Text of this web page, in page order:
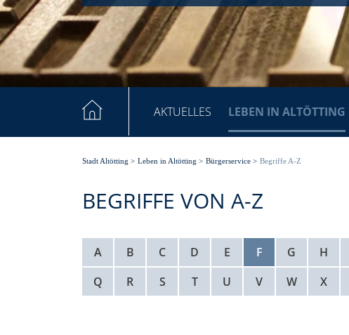
AKTUELLES LEBEN IN ALTÖTTING
Stadt Altötting > Leben in Altötting > Bürgerservice > Begriffe A-Z
BEGRIFFE VON A-Z
A B C D E F G H
Q
R S T U V W X